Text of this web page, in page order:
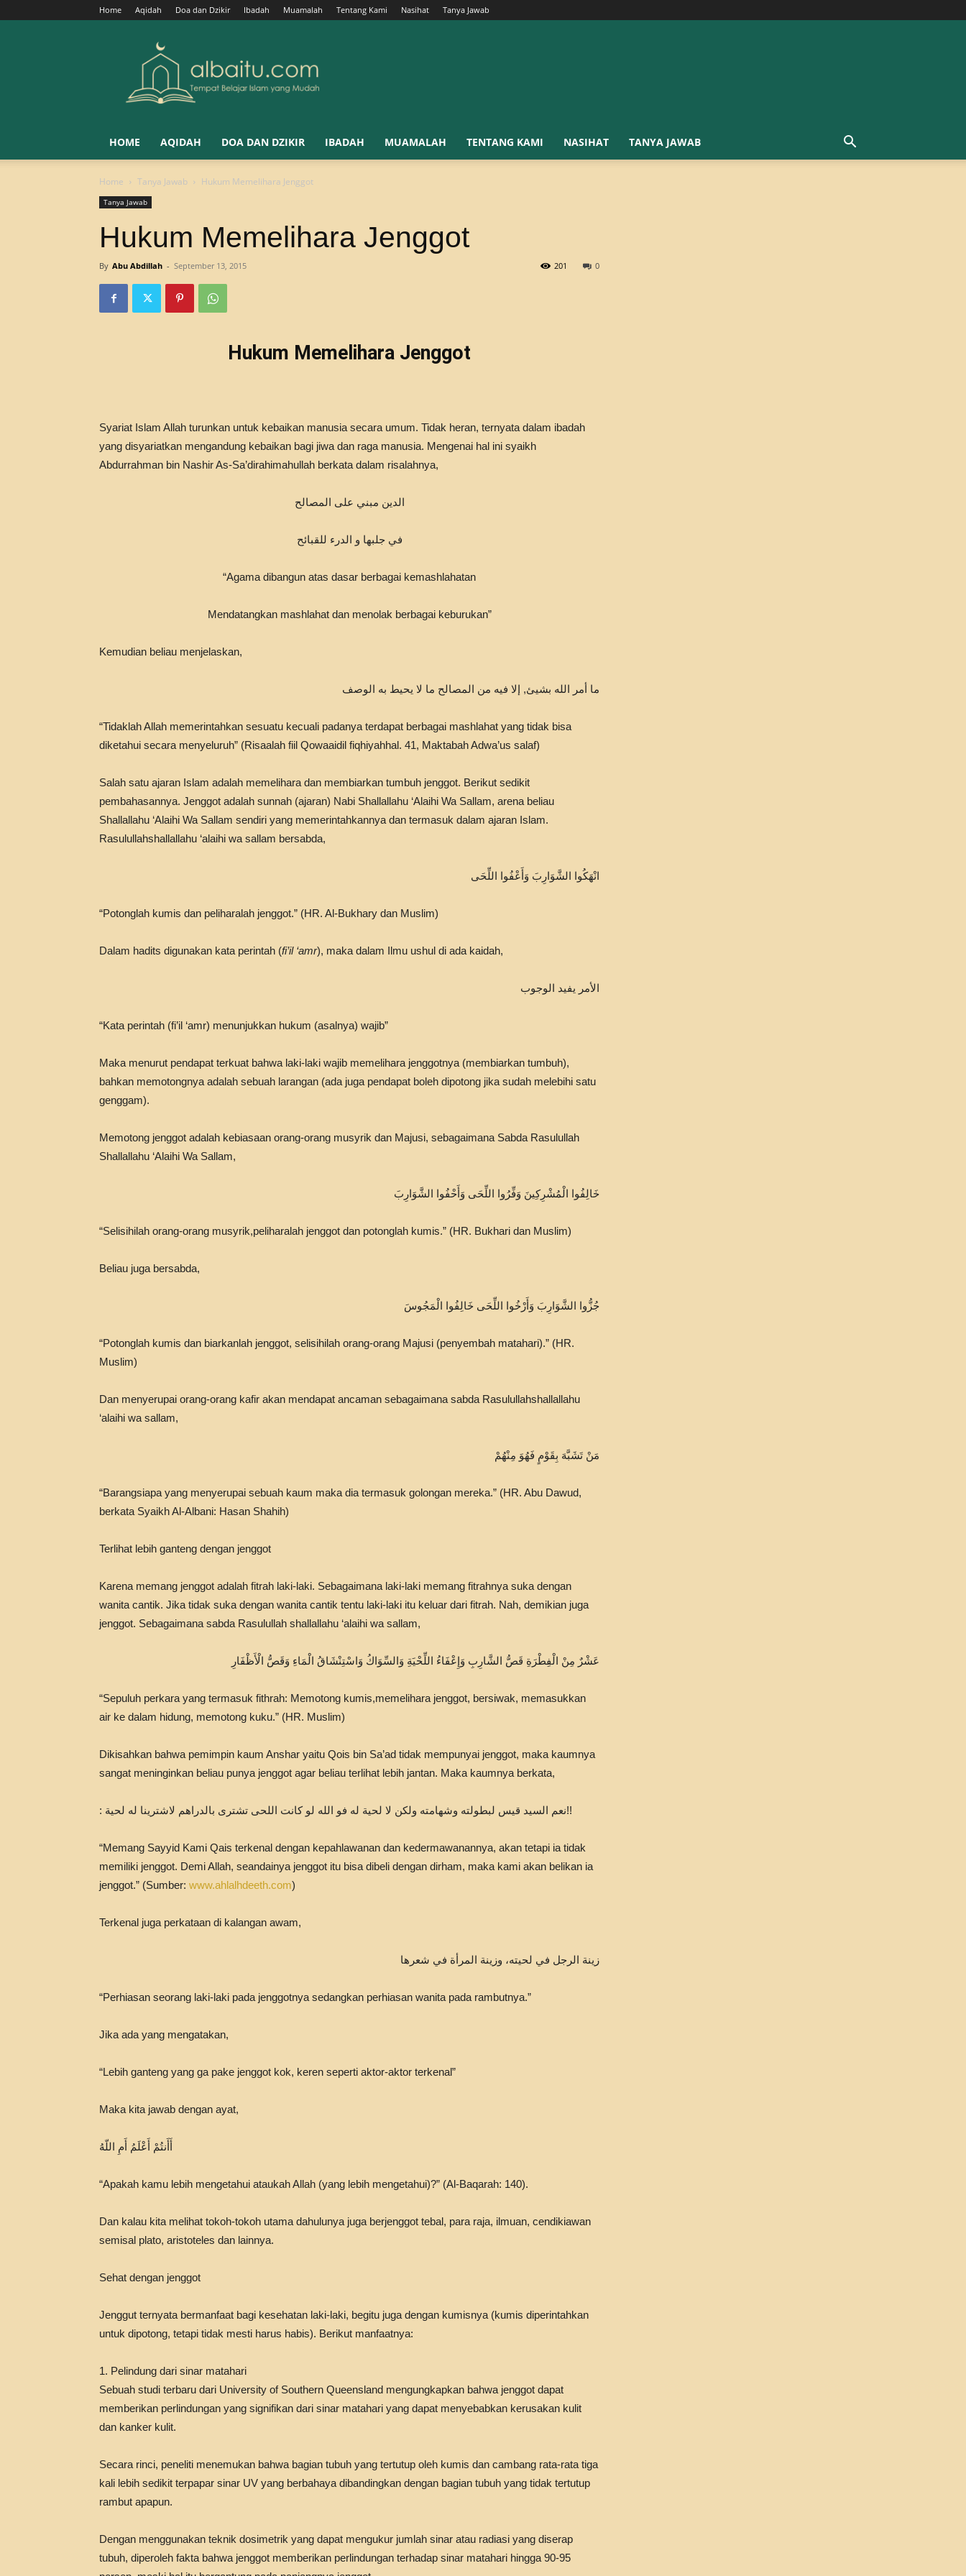
Home Aqidah Doa dan Dzikir Ibadah Muamalah Tentang Kami Nasihat Tanya Jawab
HOME AQIDAH DOA DAN DZIKIR IBADAH MUAMALAH TENTANG KAMI NASIHAT TANYA JAWAB
Home Tanya Jawab Hukum Memelihara Jenggot
Tanya Jawab
Hukum Memelihara Jenggot
By Abu Abdillah - September 13, 2015 0
201
Hukum Memelihara Jenggot
Syariat Islam Allah turunkan untuk kebaikan manusia secara umum. Tidak heran, ternyata dalam ibadah
yang disyariatkan mengandung kebaikan bagi jiwa dan raga manusia. Mengenai hal ini syaikh
Abdurrahman bin Nashir As-Sa’dirahimahullah berkata dalam risalahnya,
الدين مبني على المصالح
في جلبها و الدرء للقبائح
“Agama dibangun atas dasar berbagai kemashlahatan
Mendatangkan mashlahat dan menolak berbagai keburukan”
Kemudian beliau menjelaskan,
ما أمر الله بشيئ, إلا فيه من المصالح ما لا يحيط به الوصف
“Tidaklah Allah memerintahkan sesuatu kecuali padanya terdapat berbagai mashlahat yang tidak bisa
diketahui secara menyeluruh” (Risaalah fiil Qowaaidil fiqhiyahhal. 41, Maktabah Adwa’us salaf)
Salah satu ajaran Islam adalah memelihara dan membiarkan tumbuh jenggot. Berikut sedikit
pembahasannya. Jenggot adalah sunnah (ajaran) Nabi Shallallahu ‘Alaihi Wa Sallam, arena beliau
Shallallahu ‘Alaihi Wa Sallam sendiri yang memerintahkannya dan termasuk dalam ajaran Islam.
Rasulullahshallallahu ‘alaihi wa sallam bersabda,
انْهَكُوا الشَّوَارِبَ وَأَعْفُوا اللِّحَى
“Potonglah kumis dan peliharalah jenggot.” (HR. Al-Bukhary dan Muslim)
Dalam hadits digunakan kata perintah (fi’il ‘amr), maka dalam Ilmu ushul di ada kaidah,
الأمر يفيد الوجوب
“Kata perintah (fi’il ‘amr) menunjukkan hukum (asalnya) wajib”
Maka menurut pendapat terkuat bahwa laki-laki wajib memelihara jenggotnya (membiarkan tumbuh),
bahkan memotongnya adalah sebuah larangan (ada juga pendapat boleh dipotong jika sudah melebihi satu
genggam).
Memotong jenggot adalah kebiasaan orang-orang musyrik dan Majusi, sebagaimana Sabda Rasulullah
Shallallahu ‘Alaihi Wa Sallam,
خَالِفُوا الْمُشْرِكِينَ وَفِّرُوا اللِّحَى وَأَحْفُوا الشَّوَارِبَ
“Selisihilah orang-orang musyrik,peliharalah jenggot dan potonglah kumis.” (HR. Bukhari dan Muslim)
Beliau juga bersabda,
جُزُّوا الشَّوَارِبَ وَأَرْخُوا اللِّحَى خَالِفُوا الْمَجُوسَ
“Potonglah kumis dan biarkanlah jenggot, selisihilah orang-orang Majusi (penyembah matahari).” (HR.
Muslim)
Dan menyerupai orang-orang kafir akan mendapat ancaman sebagaimana sabda Rasulullahshallallahu
‘alaihi wa sallam,
مَنْ تَشَبَّهَ بِقَوْمٍ فَهُوَ مِنْهُمْ
“Barangsiapa yang menyerupai sebuah kaum maka dia termasuk golongan mereka.” (HR. Abu Dawud,
berkata Syaikh Al-Albani: Hasan Shahih)
Terlihat lebih ganteng dengan jenggot
Karena memang jenggot adalah fitrah laki-laki. Sebagaimana laki-laki memang fitrahnya suka dengan
wanita cantik. Jika tidak suka dengan wanita cantik tentu laki-laki itu keluar dari fitrah. Nah, demikian juga
jenggot. Sebagaimana sabda Rasulullah shallallahu ‘alaihi wa sallam,
عَشْرٌ مِنْ الْفِطْرَةِ قَصُّ الشَّارِبِ وَإِعْفَاءُ اللِّحْيَةِ وَالسِّوَاكُ وَاسْتِنْشَاقُ الْمَاءِ وَقَصُّ الْأَظْفَارِ
“Sepuluh perkara yang termasuk fithrah: Memotong kumis,memelihara jenggot, bersiwak, memasukkan
air ke dalam hidung, memotong kuku.” (HR. Muslim)
Dikisahkan bahwa pemimpin kaum Anshar yaitu Qois bin Sa’ad tidak mempunyai jenggot, maka kaumnya
sangat meninginkan beliau punya jenggot agar beliau terlihat lebih jantan. Maka kaumnya berkata,
: نعم السيد قيس لبطولته وشهامته ولكن لا لحية له فو الله لو كانت اللحى تشترى بالدراهم لاشترينا له لحية!!
“Memang Sayyid Kami Qais terkenal dengan kepahlawanan dan kedermawanannya, akan tetapi ia tidak
memiliki jenggot. Demi Allah, seandainya jenggot itu bisa dibeli dengan dirham, maka kami akan belikan ia
jenggot.” (Sumber: www.ahlalhdeeth.com)
Terkenal juga perkataan di kalangan awam,
زينة الرجل في لحيته، وزينة المرأة في شعرها
“Perhiasan seorang laki-laki pada jenggotnya sedangkan perhiasan wanita pada rambutnya.”
Jika ada yang mengatakan,
“Lebih ganteng yang ga pake jenggot kok, keren seperti aktor-aktor terkenal”
Maka kita jawab dengan ayat,
أَأَنتُمْ أَعْلَمُ أَمِ اللّهُ
“Apakah kamu lebih mengetahui ataukah Allah (yang lebih mengetahui)?” (Al-Baqarah: 140).
Dan kalau kita melihat tokoh-tokoh utama dahulunya juga berjenggot tebal, para raja, ilmuan, cendikiawan
semisal plato, aristoteles dan lainnya.
Sehat dengan jenggot
Jenggut ternyata bermanfaat bagi kesehatan laki-laki, begitu juga dengan kumisnya (kumis diperintahkan
untuk dipotong, tetapi tidak mesti harus habis). Berikut manfaatnya:
1. Pelindung dari sinar matahari
Sebuah studi terbaru dari University of Southern Queensland mengungkapkan bahwa jenggot dapat
memberikan perlindungan yang signifikan dari sinar matahari yang dapat menyebabkan kerusakan kulit
dan kanker kulit.
Secara rinci, peneliti menemukan bahwa bagian tubuh yang tertutup oleh kumis dan cambang rata-rata tiga
kali lebih sedikit terpapar sinar UV yang berbahaya dibandingkan dengan bagian tubuh yang tidak tertutup
rambut apapun.
Dengan menggunakan teknik dosimetrik yang dapat mengukur jumlah sinar atau radiasi yang diserap
tubuh, diperoleh fakta bahwa jenggot memberikan perlindungan terhadap sinar matahari hingga 90-95